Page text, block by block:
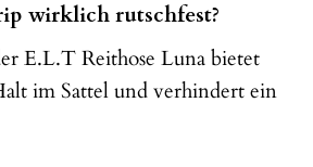
wirklich rutschfest?
E.L.T Reithose Luna bietet
im Sattel und verhindert ein